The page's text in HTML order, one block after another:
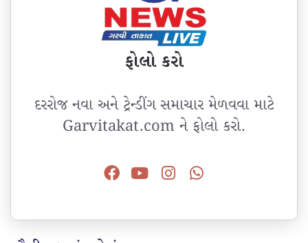
ફોલો કરો
દરરોજ નવા અને ટ્રેન્ડીંગ સમાચાર મેળવવા માટે
Garvitakat.com ને ફોલો કરો.